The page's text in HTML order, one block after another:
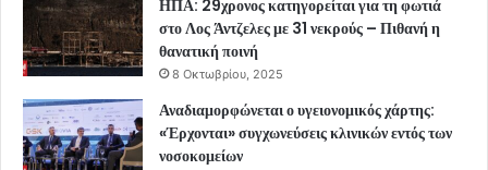
ΗΠΑ: 29χρονος κατηγορείται για τη φωτιά
στο Λος Άντζελες με 31 νεκρούς – Πιθανή η
θανατική ποινή
8 Οκτωβρίου, 2025
Αναδιαμορφώνεται ο υγειονομικός χάρτης:
«Έρχονται» συγχωνεύσεις κλινικών εντός των
νοσοκομείων